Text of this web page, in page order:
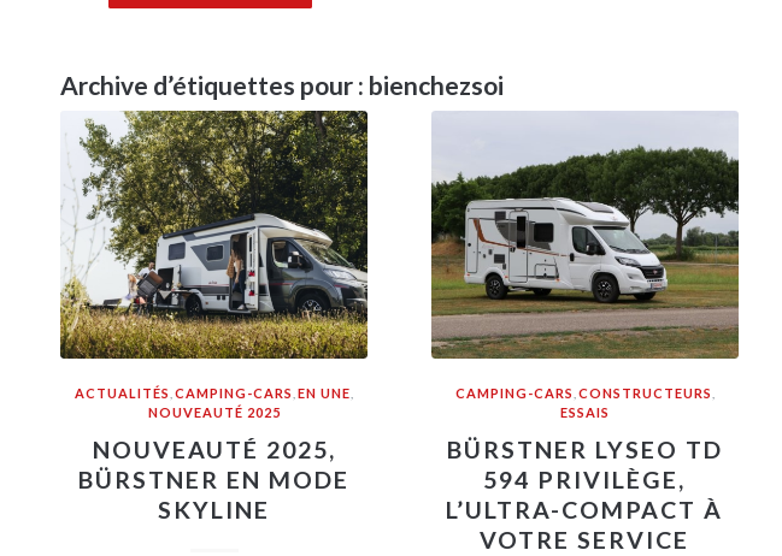
Archive d’étiquettes pour : bienchezsoi
ACTUALITÉS ,CAMPING-CARS ,EN UNE
NOUVEAUTÉ 2025
NOUVEAUTÉ 2025,
BÜRSTNER EN MODE
SKYLINE
CAMPING-CARS CONSTRUCTEURS
ESSAIS
BÜRSTNER LYSEO TD
594 PRIVILÈGE,
L’ULTRA-COMPACT À
VOTRE SERVICE